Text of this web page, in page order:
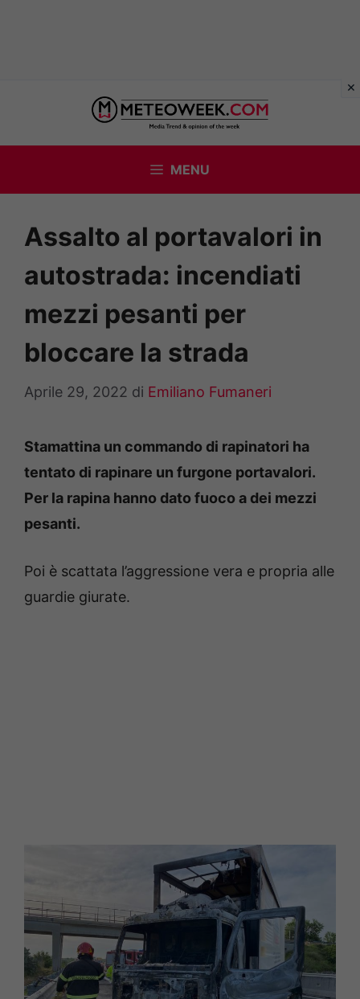
contenuto
MENU
Assalto al portavalori in
autostrada: incendiati
mezzi pesanti per
bloccare la strada
Aprile 29, 2022 di Emiliano Fumaneri
Stamattina un commando di rapinatori ha
tentato di rapinare un furgone portavalori.
Per la rapina hanno dato fuoco a dei mezzi
pesanti.
Poi è scattata l’aggressione vera e propria alle
guardie giurate.